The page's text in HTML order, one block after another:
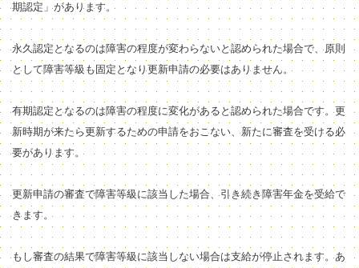
期認定」があります。
永久認定となるのは障害の程度が変わらないと認められた場合で、原則
として障害等級も固定となり更新申請の必要はありません。
有期認定となるのは障害の程度に変化があると認められた場合です。更
新時期が来たら更新するための申請をおこない、新たに審査を受ける必
要があります。
更新申請の審査で障害等級に該当した場合、引き続き障害年金を受給で
きます。
もし審査の結果で障害等級に該当しない場合は支給が停止されます。あ